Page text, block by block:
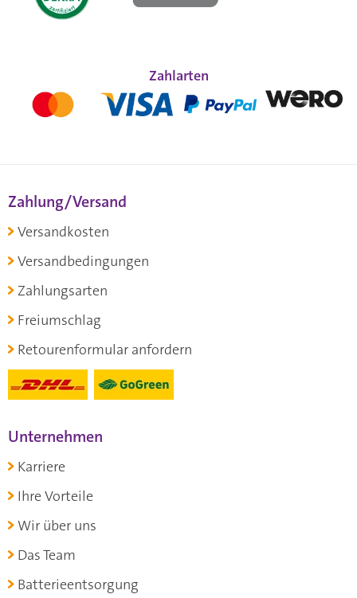
Zahlarten
Zahlung/Versand
Versandkosten
Versandbedingungen
Zahlungsarten
Freiumschlag
Retourenformular anfordern
Unternehmen
Karriere
Ihre Vorteile
Wir über uns
Das Team
Batterieentsorgung